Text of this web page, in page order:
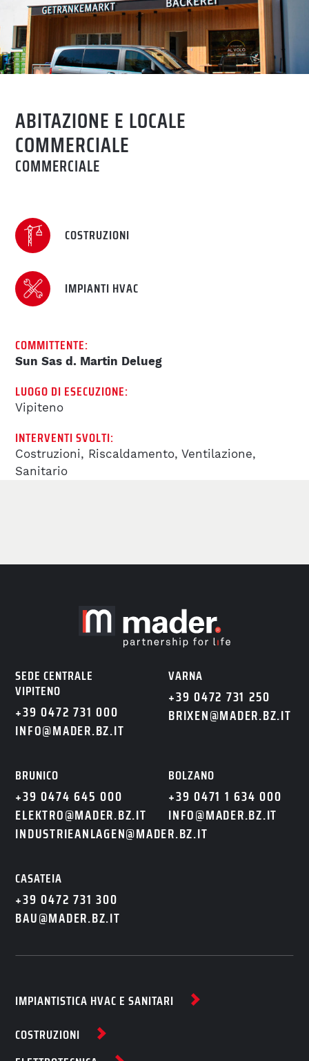
COMPETENZE
IMPIANTISTICA HVAC E
SANITARI
ELETTROTECNICA
COSTRUZIONI
MANUTENZIONE
REFERENZE
LAVORA CON NOI
BENEFITS
ABITAZIONE E LOCALE
COMMERCIALE
COMMERCIALE
COMMITTENTE:
Sun Sas d. Martin Delueg
LUOGO DI ESECUZIONE:
Vipiteno
INTERVENTI SVOLTI:
Costruzioni, Riscaldamento, Ventilazione,
Sanitario
COSTRUZIONI
IMPIANTI HVAC
SEDE CENTRALE
VIPITENO
+39 0472 731 000
INFO@MADER.BZ.IT
VARNA
+39 0472 731 250
BRIXEN@MADER.BZ.IT
BRUNICO
+39 0474 645 000
ELEKTRO@MADER.BZ.IT
INDUSTRIEANLAGEN@MADER.BZ.IT
BOLZANO
+39 0471 1 634 000
INFO@MADER.BZ.IT
CASATEIA
+39 0472 731 300
BAU@MADER.BZ.IT
IMPIANTISTICA HVAC E SANITARI
COSTRUZIONI
RICHIEDI